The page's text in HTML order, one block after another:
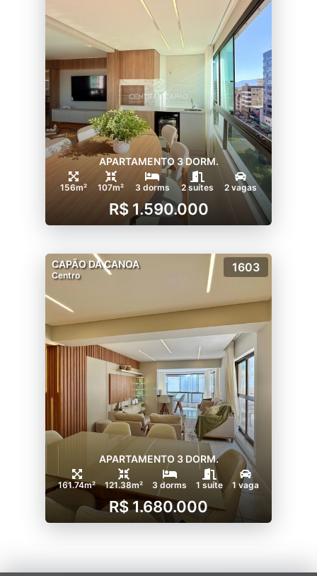
APARTAMENTO 3 DORM.
156m² 107m² 3 dorms 2 suítes 2 vagas
R$ 1.590.000
CAPÃO DA CANOA
Centro
1603
APARTAMENTO 3 DORM.
161.74m² 121.38m² 3 dorms 1 suíte 1 vaga
R$ 1.680.000